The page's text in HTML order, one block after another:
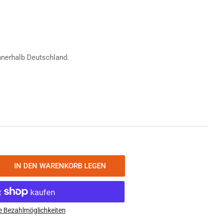
Deutschland.
IN DEN WARENKORB LEGEN
Bezahlmöglichkeiten